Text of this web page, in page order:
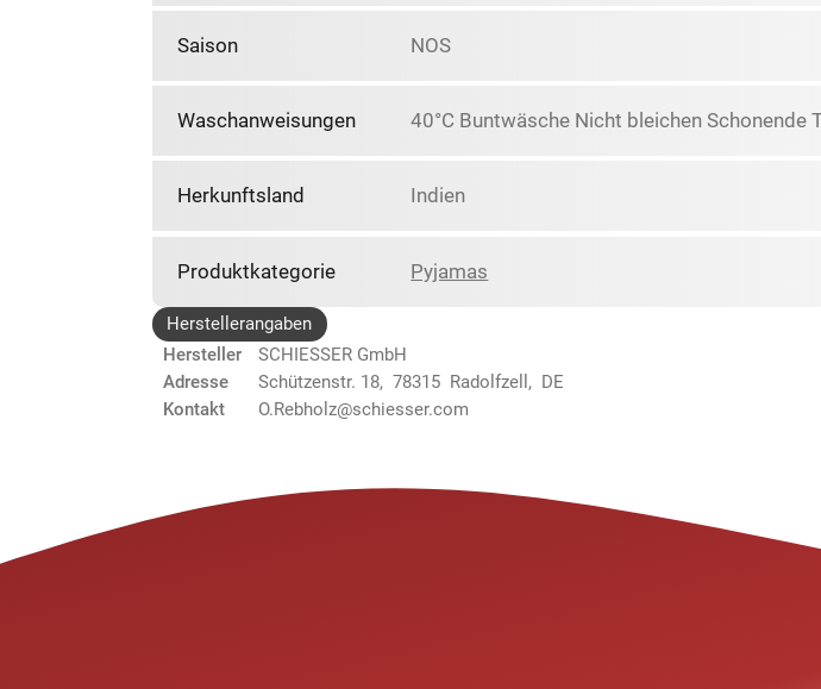
Saison NOS
Waschanweisungen 40°C Buntwäsche Nicht bleichen
Herkunftsland Indien
Produktkategorie Pyjamas
Herstellerangaben
Hersteller
SCHIESSER GmbH
Adresse
Schützenstr. 18, 78315 Radolfzell, DE
Kontakt
O.Rebholz@schiesser.com